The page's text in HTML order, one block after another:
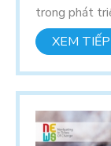
trong phát
XEM TIẾP